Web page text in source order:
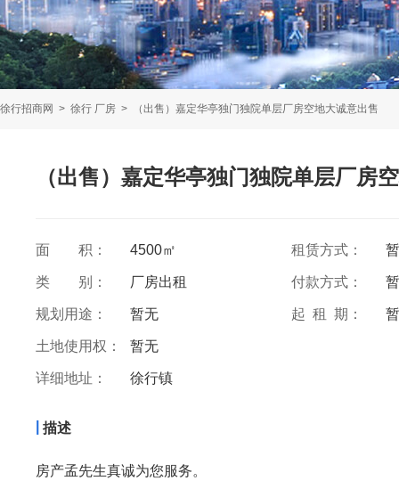
徐行招商网 > 徐行 厂房 > （出售）嘉定华亭独门独院单层厂房空地大诚意出售
（出售）嘉定华亭独门独院单层厂房
面 积： 4500㎡ 租赁方式：
类 别： 厂房出租 付款方式：
规划用途： 暂无 起 租 期：
土地使用权： 暂无
详细地址： 徐行镇
描述
房产孟先生真诚为您服务。